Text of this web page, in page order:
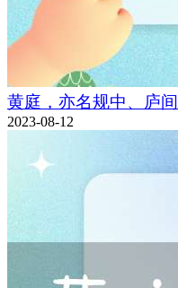
黄庭，亦名规中、庐间
2023-08-12